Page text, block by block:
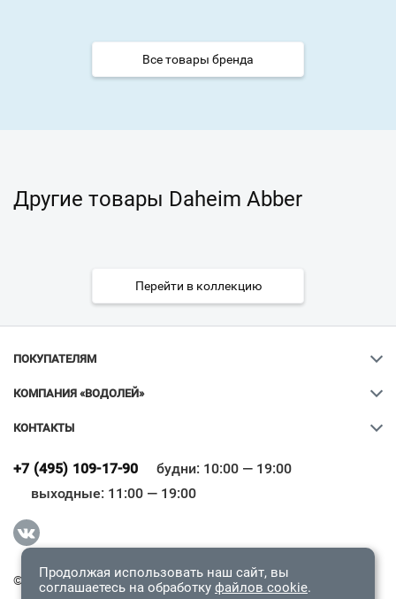
Все товары бренда
Другие товары Daheim Abber
Перейти в коллекцию
ПОКУПАТЕЛЯМ
КОМПАНИЯ «ВОДОЛЕЙ»
КОНТАКТЫ
+7 (495) 109-17-90
будни: 10:00 — 19:00
выходные: 11:00 — 19:00
© 2009-2026 «Водолей Онлайн». Все права защищены.
Всё верно
Продолжая использовать наш сайт, вы
соглашаетесь на обработку файлов cookie.